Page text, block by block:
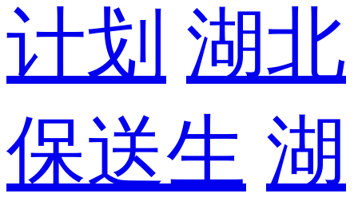
计划 湖北
保送生 湖